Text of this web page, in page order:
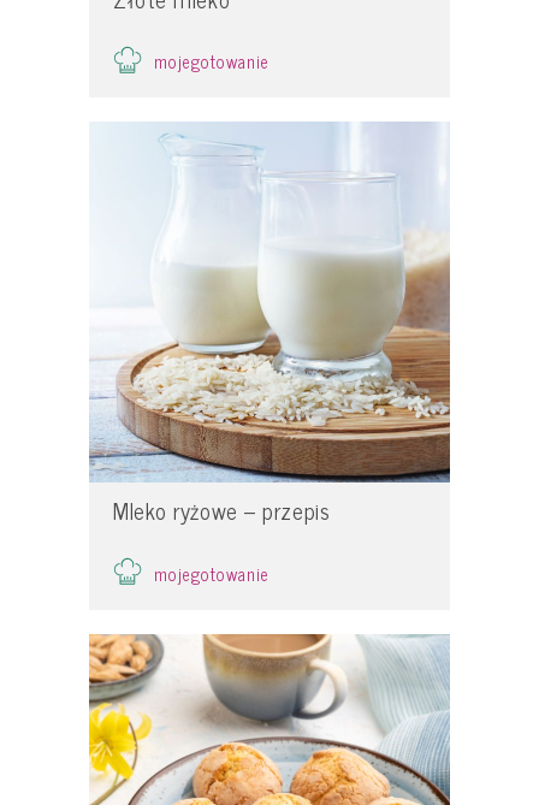
mojegotowanie
Mleko ryżowe – przepis
mojegotowanie